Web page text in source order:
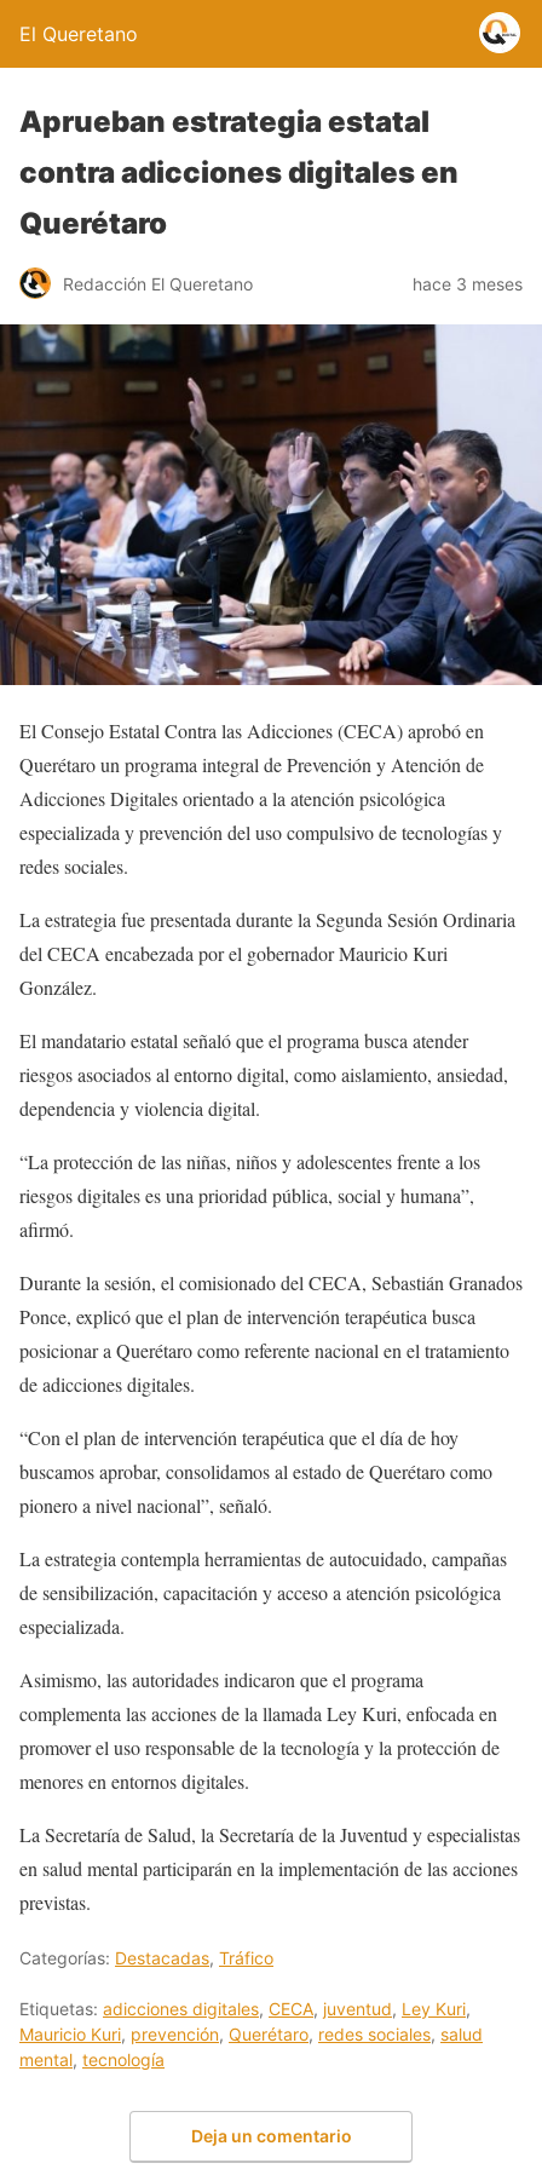
El Queretano
Aprueban estrategia estatal
contra adicciones digitales en
Querétaro
Redacción El Queretano hace 3 meses
El Consejo Estatal Contra las Adicciones (CECA) aprobó en
Querétaro un programa integral de Prevención y Atención de
Adicciones Digitales orientado a la atención psicológica
especializada y prevención del uso compulsivo de tecnologías y
redes sociales.
La estrategia fue presentada durante la Segunda Sesión Ordinaria
del CECA encabezada por el gobernador Mauricio Kuri
González.
El mandatario estatal señaló que el programa busca atender
riesgos asociados al entorno digital, como aislamiento, ansiedad,
dependencia y violencia digital.
“La protección de las niñas, niños y adolescentes frente a los
riesgos digitales es una prioridad pública, social y humana”,
afirmó.
Durante la sesión, el comisionado del CECA, Sebastián Granados
Ponce, explicó que el plan de intervención terapéutica busca
posicionar a Querétaro como referente nacional en el tratamiento
de adicciones digitales.
“Con el plan de intervención terapéutica que el día de hoy
buscamos aprobar, consolidamos al estado de Querétaro como
pionero a nivel nacional”, señaló.
La estrategia contempla herramientas de autocuidado, campañas
de sensibilización, capacitación y acceso a atención psicológica
especializada.
Asimismo, las autoridades indicaron que el programa
complementa las acciones de la llamada Ley Kuri, enfocada en
promover el uso responsable de la tecnología y la protección de
menores en entornos digitales.
La Secretaría de Salud, la Secretaría de la Juventud y especialistas
en salud mental participarán en la implementación de las acciones
previstas.
Categorías: Destacadas, Tráfico
Etiquetas: adicciones digitales, CECA, juventud, Ley Kuri,
Mauricio Kuri, prevención, Querétaro, redes sociales, salud
mental, tecnología
Deja un comentario